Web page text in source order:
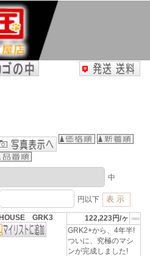
中
円以下
GRK3
122,223円/ヶ
GRK2+から、4年半!
ついに、究極のマシ
ンが完成しました!